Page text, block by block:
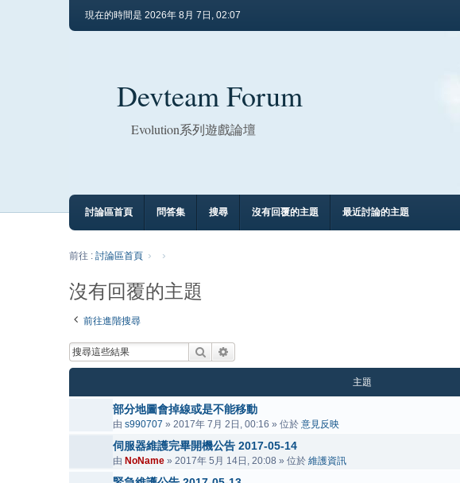
現在的時間是 2026年 8月 7日, 02:07
Devteam Forum
Evolution系列遊戲論壇
討論區首頁 問答集 搜尋 沒有回覆的主題 最近討論的主題
前往 : 討論區首頁
沒有回覆的主題
前往進階搜尋
搜尋
主題
部分地圖會掉線或是不能移動
由 s990707 » 2017年 7月 2日, 00:16 » 位於 意見反映
伺服器維護完畢開機公告 2017-05-14
由 NoName » 2017年 5月 14日, 20:08 » 位於 維護資訊